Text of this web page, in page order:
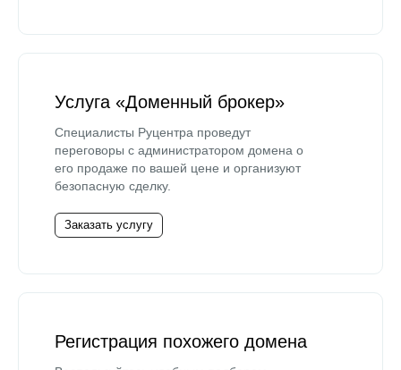
Услуга «Доменный брокер»
Специалисты Руцентра проведут
переговоры с администратором домена о
его продаже по вашей цене и организуют
безопасную сделку.
Заказать услугу
Регистрация похожего домена